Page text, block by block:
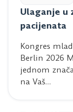
Ulaganje u
pacijenata
Kongres
Berlin 2026
jednom
na Vaš…